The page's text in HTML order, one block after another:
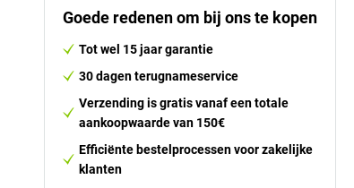
Goede redenen om bij ons te kopen
Tot wel 15 jaar garantie
30 dagen terugnameservice
Verzending is gratis vanaf een totale
aankoopwaarde van 150€
Efficiënte bestelprocessen voor zakelijke
klanten